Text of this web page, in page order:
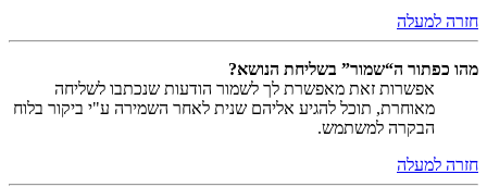
חזרה למעלה
מהו כפתור ה“שמור” בשליחת הנושא?
אפשרות זאת מאפשרת לך לשמור הודעות שנכתבו לשליחה
מאוחרת, תוכל להגיע אליהם שנית לאחר השמירה ע"י ביקור בלוח
הבקרה למשתמש.
חזרה למעלה